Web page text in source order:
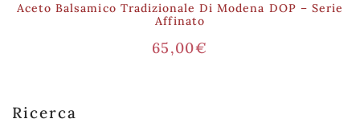
Ricerca
Aceto Balsamico Tradizionale Di Modena DOP – Serie
Affinato
65,00€